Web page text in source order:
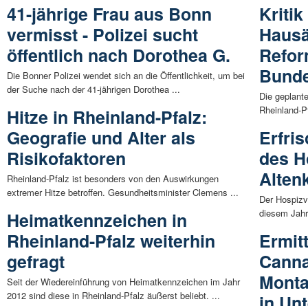
41-jährige Frau aus Bonn
vermisst - Polizei sucht
öffentlich nach Dorothea G.
Die Bonner Polizei wendet sich an die Öffentlichkeit, um bei
der Suche nach der 41-jährigen Dorothea ...
Hitze in Rheinland-Pfalz:
Geografie und Alter als
Risikofaktoren
Rheinland-Pfalz ist besonders von den Auswirkungen
extremer Hitze betroffen. Gesundheitsminister Clemens ...
Heimatkennzeichen in
Rheinland-Pfalz weiterhin
gefragt
Seit der Wiedereinführung von Heimatkennzeichen im Jahr
2012 sind diese in Rheinland-Pfalz äußerst beliebt. ...
Kritik
Die
Rheinland-
des
Der
diesem